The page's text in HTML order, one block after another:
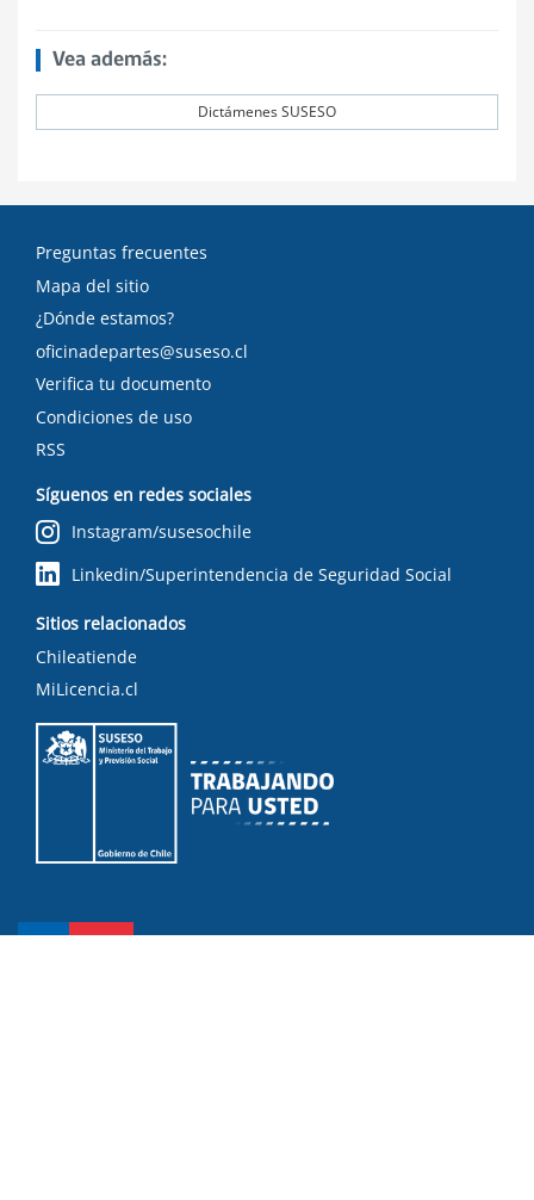
Vea además:
Dictámenes SUSESO
Preguntas frecuentes
Mapa del sitio
¿Dónde estamos?
oficinadepartes@suseso.cl
Verifica tu documento
Condiciones de uso
RSS
Síguenos en redes sociales
Instagram/susesochile
Linkedin/Superintendencia de Seguridad Social
Sitios relacionados
Chileatiende
MiLicencia.cl